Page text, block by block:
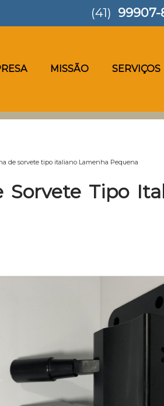
MISSÃO SERVIÇOS
(41) 99907-
de sorvete tipo italiano Lamenha Pequena
Sorvete Tipo